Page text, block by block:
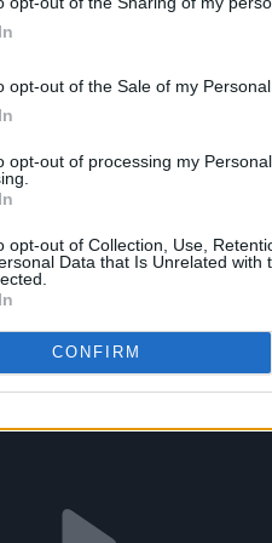
opt-out of the Sale of my Personal
opt-out of processing my
opt-out of Collection, Use,
Data that Is Unrelated with
CONFIRM